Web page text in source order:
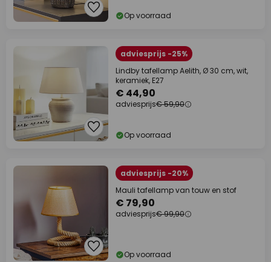
Op voorraad
adviesprijs -25%
Lindby tafellamp Aelith, Ø 30 cm, wit,
keramiek, E27
€ 44,90
adviesprijs€ 59,90
Op voorraad
adviesprijs -20%
Mauli tafellamp van touw en stof
€ 79,90
adviesprijs€ 99,90
Op voorraad